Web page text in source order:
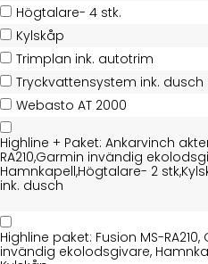
Högtalare- 4 stk.
Kylskåp
Trimplan ink. autotrim
Tryckvattensystem ink. dusch
Webasto AT 2000
Highline + Paket: Ankarvinch
RA210,Garmin invändig
Hamnkapell,Högtalare- 2
ink. dusch
Highline paket: Fusion MS-
invändig ekolodsgivare,